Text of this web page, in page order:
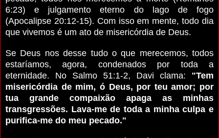
6:23) e julgamento eterno do lago de fogo
(Apocalipse 20:12-15). Com isso em mente, todo dia
que vivemos é um ato de misericórdia de Deus.
Se Deus nos desse tudo o que merecemos, todos
estaríamos, agora, condenados por toda a
eternidade. No Salmo 51:1-2, Davi clama: "Tem
misericórdia de mim, ó Deus, por teu amor; por
tua grande compaixão apaga as minhas
transgressões. Lava-me de toda a minha culpa e
purifica-me do meu pecado."